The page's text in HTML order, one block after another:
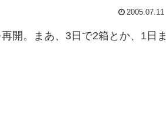
2005.07.11
開。まあ、3日で2箱とか、1日ま